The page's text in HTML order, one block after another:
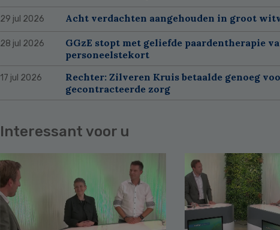
29 jul 2026 Acht verdachten aangehouden in groot
28 jul 2026
GGzE stopt met geliefde paardentherapie
personeelstekort
17 jul 2026
Rechter: Zilveren Kruis betaalde genoeg
gecontracteerde zorg
Interessant voor u